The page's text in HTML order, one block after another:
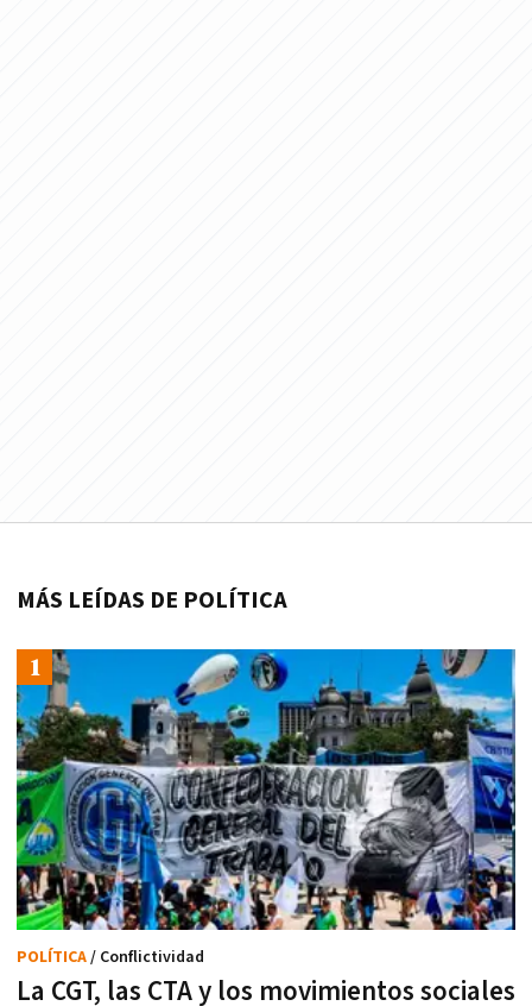
MÁS LEÍDAS DE POLÍTICA
La CGT, las CTA y los movimientos sociales
POLÍTICA/ Conflictividad